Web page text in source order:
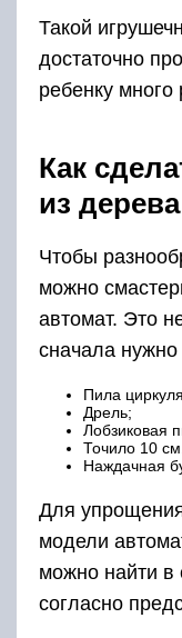
Такой
достаточно
ребенку много
Как
из дерева
Чтобы
можно
автомат. Это
сначала нужно
Пила
Дрель;
Лобзиковая
Точило 10 см.
Наждачная
Для
модели
можно найти в
согласно